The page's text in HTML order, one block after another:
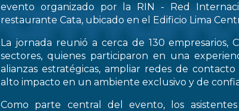
evento organizado por la RIN - Red
restaurante Cata, ubicado en el Edificio Lima
La jornada reunió a cerca de 130 empresarios,
sectores, quienes participaron en una
alianzas estratégicas, ampliar redes de
alto impacto en un ambiente exclusivo y de
Como parte central del evento, los